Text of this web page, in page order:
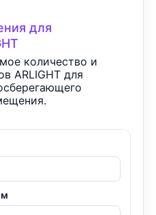
для
количество и
ARLIGHT для